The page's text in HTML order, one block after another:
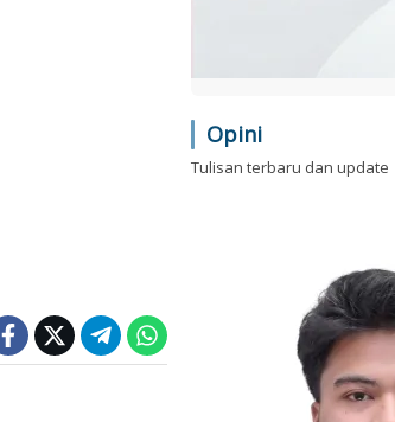
Opini
Tulisan terbaru dan update